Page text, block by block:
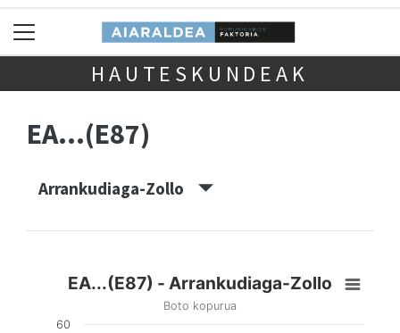
HAUTESKUNDEAK
EA...(E87)
Arrankudiaga-Zollo
EA...(E87) - Arrankudiaga-Zollo
Boto kopurua
60